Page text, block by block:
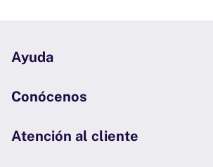
Ayuda
Conócenos
Atención al cliente